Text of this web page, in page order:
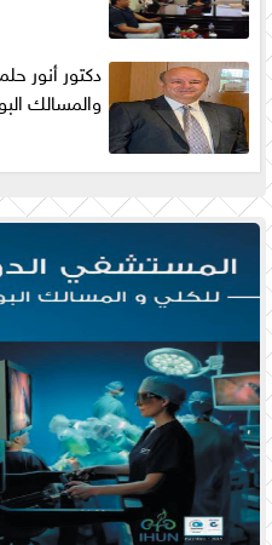
دكتور أنور
والمسالك